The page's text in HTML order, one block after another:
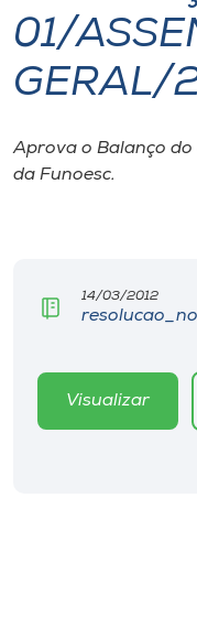
I.nova
Cultura
Biblioteca
Editora
01/
GERAL/
Aprova o Balanço
da Funoesc.
14/03/2012
Visualizar